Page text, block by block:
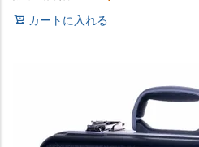
カートに入れる